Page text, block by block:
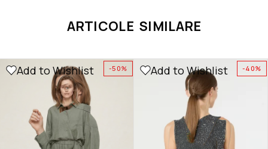
ARTICOLE SIMILARE
-50%
Add to Wishlist -40%
Add to Wishlist